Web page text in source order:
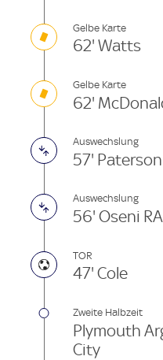
Gelbe Karte
62' Watts
Gelbe Karte
62'
Auswechslung
57' Paterson
Auswechslung
56' Oseni
TOR
47' Cole
Zweite Halbzeit
Plymouth
City